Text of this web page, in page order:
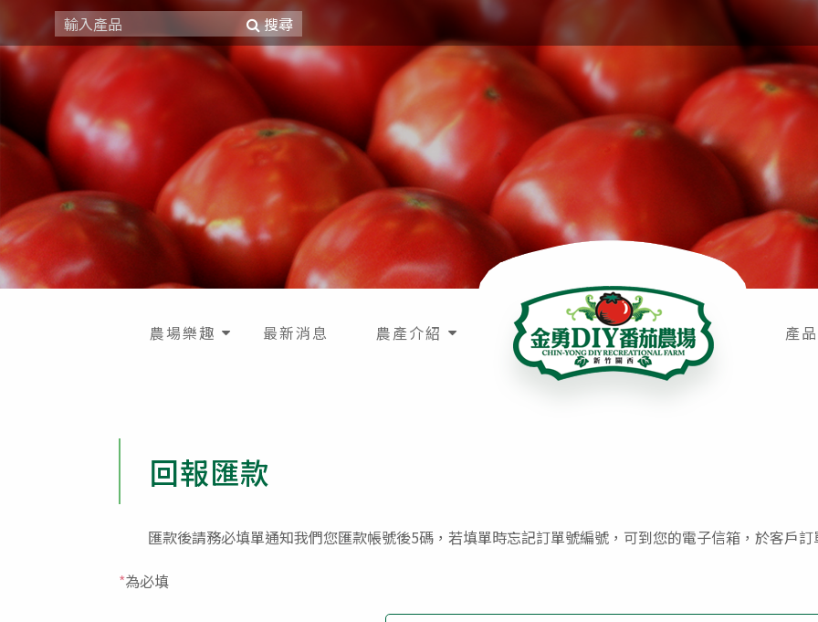
搜尋
農場樂趣 最新消息 農產介紹 產
回報匯款
匯款後請務必填單通知我們您匯款帳號後5碼，若填單時忘記訂單號編號，可到您的電子信箱，於客戶訂
*為必填